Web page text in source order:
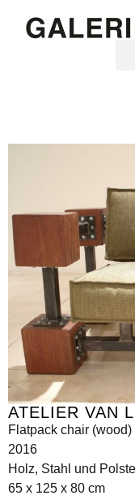
ATELIER VAN
Flatpack chair (wood)
2016
Holz, Stahl und
65 x 125 x 80 cm